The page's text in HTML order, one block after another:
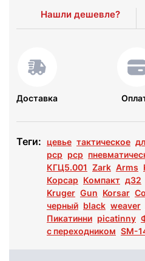
Нашли дешевле?
Доставка
Теги: цевье тактическое
рср pcp
КГЦ5.001 Zark Arms
Корсар Компакт д32
Kruger Gun Korsar
черный black weaver
Пикатинни picatinny
с переходником SM-